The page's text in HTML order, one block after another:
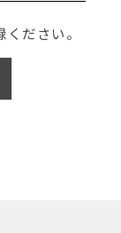
ださい。